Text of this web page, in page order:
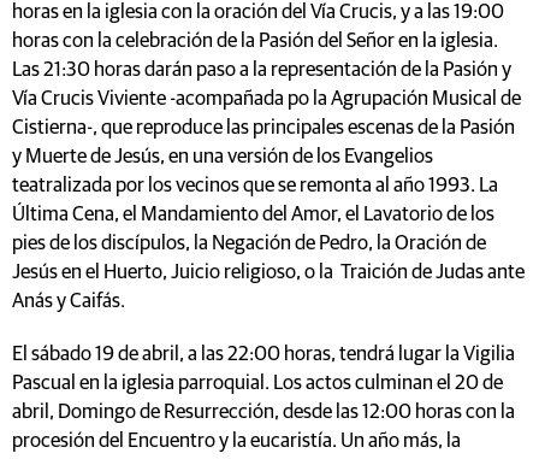
horas en la iglesia con la oración del Vía Crucis, y a las 19:00
horas con la celebración de la Pasión del Señor en la iglesia.
Las 21:30 horas darán paso a la representación de la Pasión y
Vía Crucis Viviente -acompañada po la Agrupación Musical de
Cistierna-, que reproduce las principales escenas de la Pasión
y Muerte de Jesús, en una versión de los Evangelios
teatralizada por los vecinos que se remonta al año 1993. La
Última Cena, el Mandamiento del Amor, el Lavatorio de los
pies de los discípulos, la Negación de Pedro, la Oración de
Jesús en el Huerto, Juicio religioso, o la Traición de Judas ante
Anás y Caifás.
El sábado 19 de abril, a las 22:00 horas, tendrá lugar la Vigilia
Pascual en la iglesia parroquial. Los actos culminan el 20 de
abril, Domingo de Resurrección, desde las 12:00 horas con la
procesión del Encuentro y la eucaristía. Un año más, la